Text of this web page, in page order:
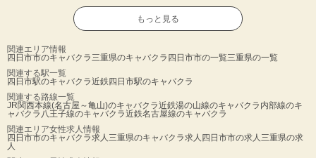
もっと見る
関連エリア情報
四日市市のキャバクラ三重県のキャバクラ 四日市市の一覧三重県の一覧
関連する駅一覧
四日市駅のキャバクラ近鉄四日市駅のキャバクラ
関連する路線一覧
JR関西本線(名古屋～亀山)のキャバクラ近鉄湯の山線のキャバクラ 内部線のキ
ャバクラ 八王子線のキャバクラ近鉄名古屋線のキャバクラ
関連エリア女性求人情報
四日市市のキャバクラ求人三重県のキャバクラ求人 四日市市の求人三重県の求
人